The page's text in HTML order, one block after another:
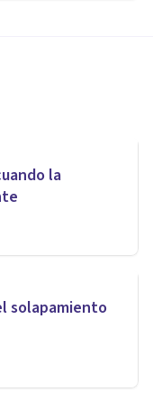
la
solapamiento